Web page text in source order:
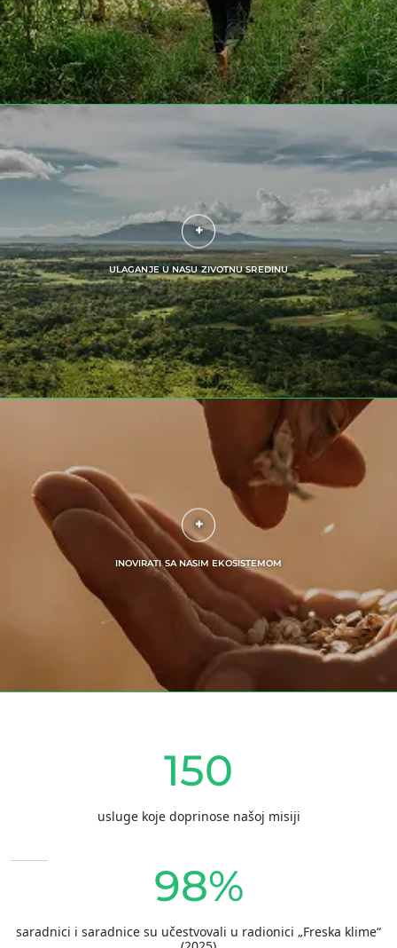
UNSERE CSR-VERPFLICHTUNGEN
Napredovati sa našim timovima
Inovirati sa nasim ekosistemom
ULAGANJE U NASU ZIVOTNU SREDINU
INOVIRATI SA NASIM EKOSISTEMOM
150
usluge koje doprinose našoj misiji
98%
saradnici i saradnice su učestvovali u radionici „Freska klime“